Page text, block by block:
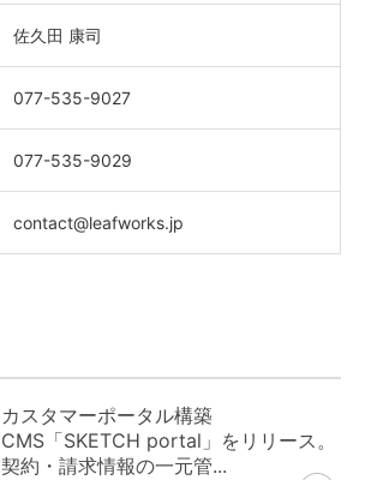
佐久田 康司
077-535-9027
077-535-9029
contact@leafworks.jp
カスタマーポータル構築
CMS「SKETCH portal」をリリース。
契約・請求情報の一元管...